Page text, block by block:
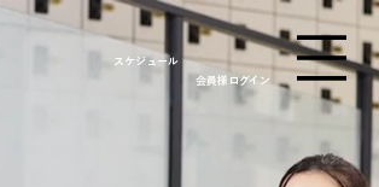
スケジュール
会員様ログイン